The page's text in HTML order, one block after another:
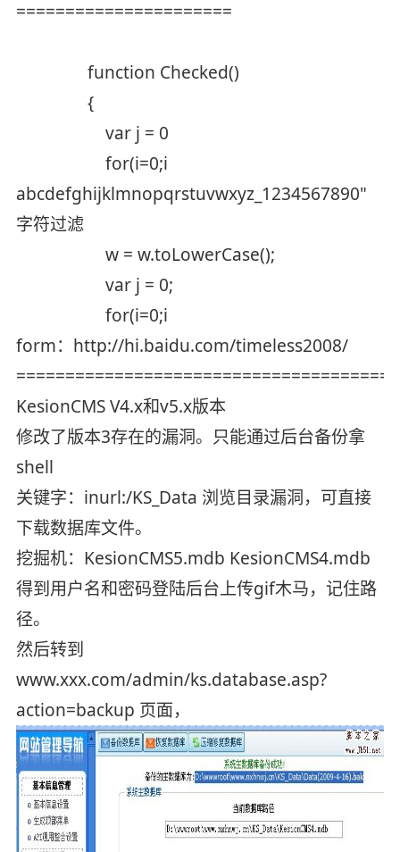
======================
function Checked()
{
var j = 0
for(i=0;i
abcdefghijklmnopqrstuvwxyz_1234567890"
字符过滤
w = w.toLowerCase();
var j = 0;
for(i=0;i
form：http://hi.baidu.com/timeless2008/
KesionCMS V4.x和v5.x版本
修改了版本3存在的漏洞。只能通过后台备份拿
shell
关键字：inurl:/KS_Data 浏览目录漏洞，可直接
下载数据库文件。
挖掘机：KesionCMS5.mdb KesionCMS4.mdb
得到用户名和密码登陆后台上传gif木马，记住路
径。
然后转到
www.xxx.com/admin/ks.database.asp?
action=backup 页面，